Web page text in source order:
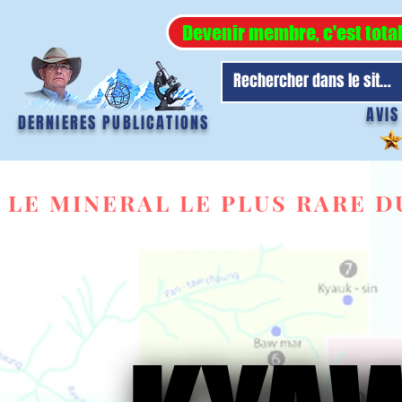
Devenir membre, c'est
DERNIERES PUBLICATIONS
LE MINERAL LE PLUS RARE